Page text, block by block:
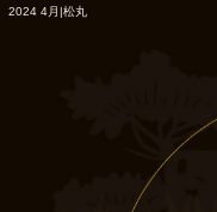
2024 4月|松丸